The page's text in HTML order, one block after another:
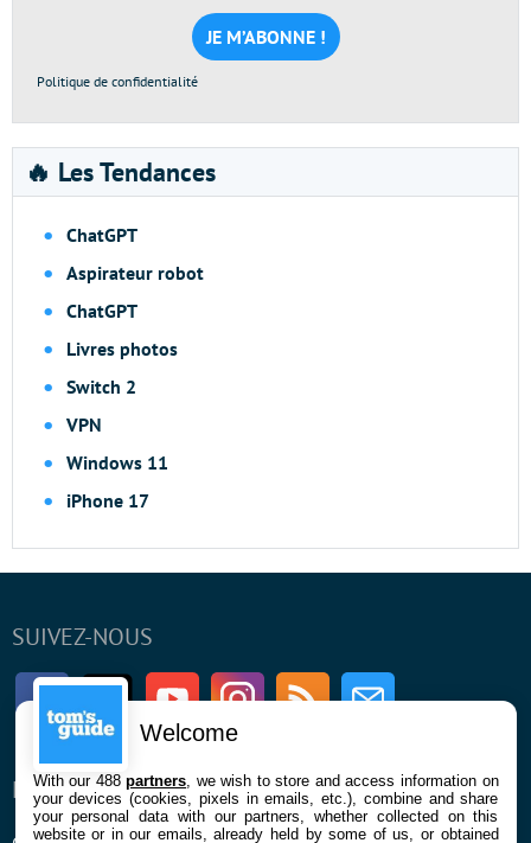
mail
*
Politique de confidentialité
🔥 Les Tendances
ChatGPT
Aspirateur robot
ChatGPT
Livres photos
Switch 2
VPN
Windows 11
iPhone 17
SUIVEZ-NOUS
FacebookTwitter Youtube InstagramRSS Newsletter
ENTREPRISE À PROPOS
Welcome
With our 488partners , we wish to store and access information on
your devices (cookies, pixels in emails, etc.), combine and share
your personal data with our partners, whether collected on this
website or in our emails, already held by some of us, or obtained